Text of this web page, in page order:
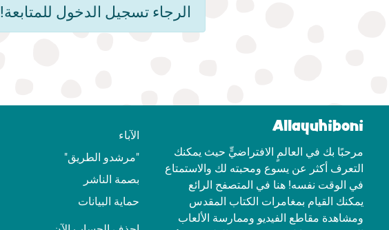
الرجاء تسجيل الدخول للمتابعة!
Allayuhiboni
مرحبًا بك في العالمٍ الافتراضيٍّ حيث يمكنك
التعرف أكثر عن يسوع ومحبته لك والاستمتاع
في الوقت نفسه! هنا في المتصفح الرائع
يمكنك القيام بمغامرات الكتاب المقدس
ومشاهدة مقاطع الفيديو وممارسة الألعاب
الآباء
"مرشدو الطريق"
بصمة الناشر
حماية البيانات